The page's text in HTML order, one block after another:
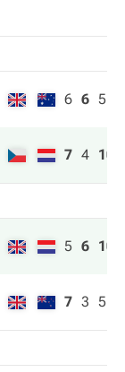
6 6 5
7 4 10
5 6 10
7 3 5